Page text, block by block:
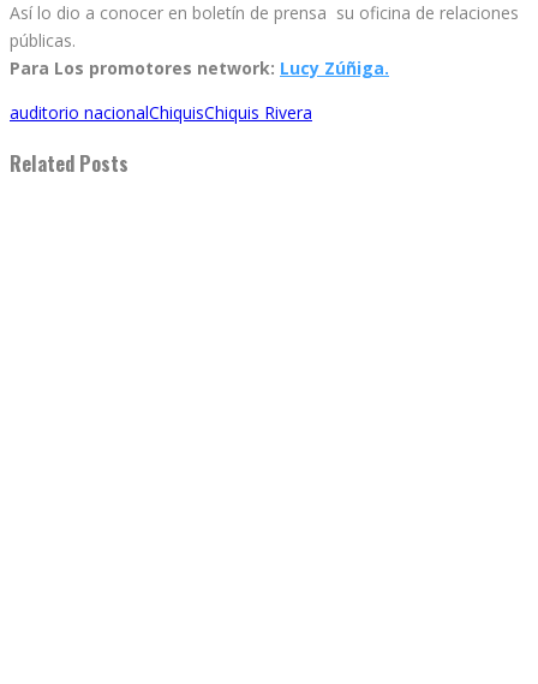
Así lo dio a conocer en boletín de prensa su oficina de relaciones
públicas.
Para Los promotores network: Lucy Zúñiga.
auditorio nacionalChiquisChiquis Rivera
Related Posts